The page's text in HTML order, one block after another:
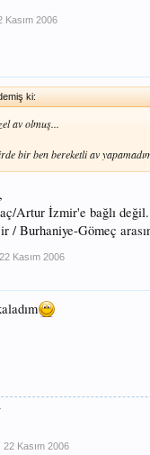
Kasım 2006
ki:
av olmuş...
bir ben bereketli av
Artur İzmir'e bağlı
/ Burhaniye-Gömeç
22 Kasım 2006
22 Kasım 2006